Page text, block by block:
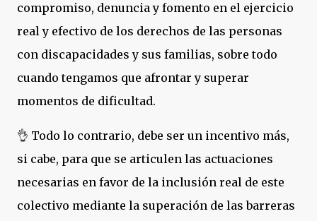
compromiso, denuncia y fomento en el ejercicio
real y efectivo de los derechos de las personas
con discapacidades y sus familias, sobre todo
cuando tengamos que afrontar y superar
momentos de dificultad.
👌 Todo lo contrario, debe ser un incentivo más,
si cabe, para que se articulen las actuaciones
necesarias en favor de la inclusión real de este
colectivo mediante la superación de las barreras